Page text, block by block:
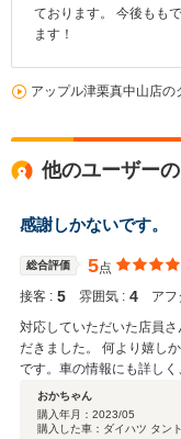
ております。 今後もも
ます！
アップル津栗真中山店
他のユーザー
感謝しかないです。
総合評価 5点
接客 : 5 雰囲気 : 4 アフ
対応していただいた店員
だきました。 何より嬉し
です。車の情報にも詳しく
おかちゃん
購入年月： 2023/05
購入した車：ダイハツ タント